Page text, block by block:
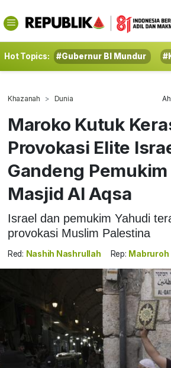
Hot Topics: #Gubernur BI Mundur
Khazanah Dunia
Maroko Kutuk
Provokasi Elite
Gandeng
Masjid Al Aqsa
Israel dan pemukim Yahudi
provokasi Muslim Palestina
Red: Nashih Nashrullah Rep: Mabruroh